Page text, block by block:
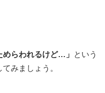
めらわれるけど…」
という
みましょう。